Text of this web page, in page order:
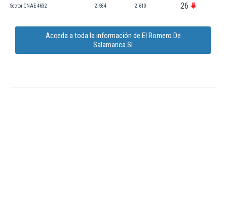
Sector CNAE 4632 2.584 2.610 26
Acceda a toda la información de El Romero De
Salamanca Sl